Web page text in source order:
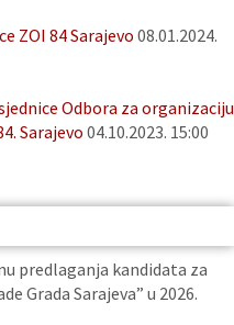
ZOI 84 Sarajevo 08.01.2024.
Odbora za organizaciju
Sarajevo 04.10.2023. 15:00
predlaganja kandidata za
Grada Sarajeva” u 2026.